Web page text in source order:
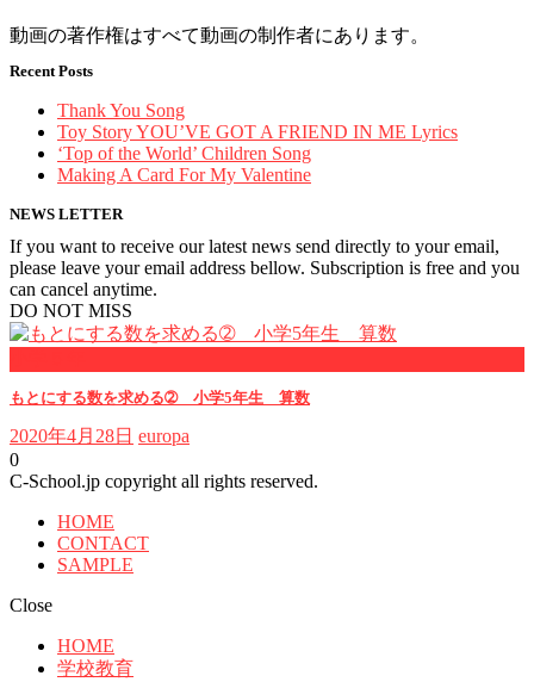
動画の著作権はすべて動画の制作者にあります。
Recent Posts
Thank You Song
Toy Story YOU’VE GOT A FRIEND IN ME Lyrics
‘Top of the World’ Children Song
Making A Card For My Valentine
NEWS LETTER
If you want to receive our latest news send directly to your email,
please leave your email address bellow. Subscription is free and you
can cancel anytime.
DO NOT MISS
もとにする数を求める➁ 小学5年生 算数
2020年4月28日 europa
0
C-School.jp copyright all rights reserved.
HOME
CONTACT
SAMPLE
Close
HOME
学校教育